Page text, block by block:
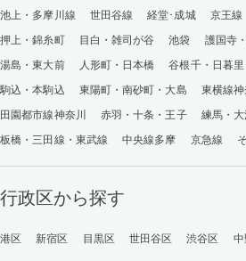
池上・多摩川線
世田谷線 経堂･成城 京王線
押上・錦糸町
目白・雑司が谷 池袋 護国寺
湯島・東大前
人形町・日本橋 谷根千・日暮里
駒込・本駒込
東陽町・南砂町・大島 東横線神
田園都市線神奈川
赤羽・十条・王子
練馬・
板橋・三田線・東武線
中央線多摩 京急線
行政区から探す
港区 新宿区 目黒区 世田谷区 渋谷区 中